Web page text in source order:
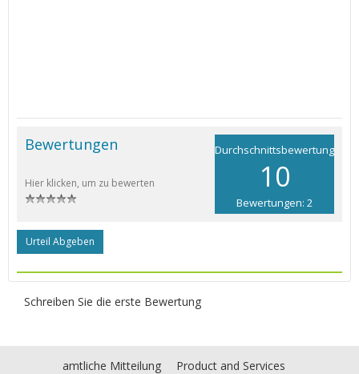
Durchschnittsbewertung
10
Bewertungen: 2
Bewertungen
Hier klicken, um zu bewerten
Urteil Abgeben
Schreiben Sie die erste Bewertung
amtliche Mitteilung
Product and Services